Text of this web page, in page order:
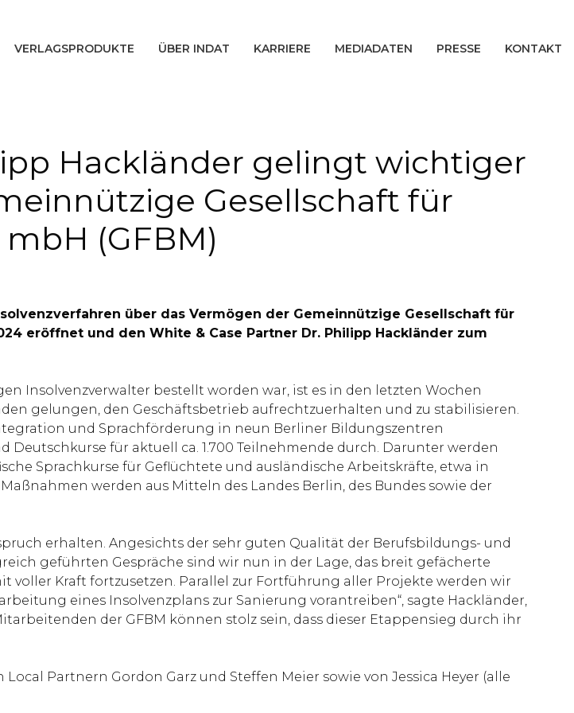
VERLAGSPRODUKTE ÜBER INDAT KARRIERE MEDIADATEN PRESSE KONTAKT
Hackländer gelingt wichtiger
Gesellschaft für
(GFBM)
über das Vermögen der Gemeinnützige Gesellschaft für
eröffnet und den White & Case Partner Dr. Philipp Hackländer zum
Insolvenzverwalter bestellt worden war, ist es in den letzten Wochen
gelungen, den Geschäftsbetrieb aufrechtzuerhalten und zu stabilisieren.
und Sprachförderung in neun Berliner Bildungszentren
für aktuell ca. 1.700 Teilnehmende durch. Darunter werden
Sprachkurse für Geflüchtete und ausländische Arbeitskräfte, etwa in
werden aus Mitteln des Landes Berlin, des Bundes sowie der
erhalten. Angesichts der sehr guten Qualität der Berufsbildungs- und
geführten Gespräche sind wir nun in der Lage, das breit gefächerte
Kraft fortzusetzen. Parallel zur Fortführung aller Projekte werden wir
eines Insolvenzplans zur Sanierung vorantreiben“, sagte Hackländer,
der GFBM können stolz sein, dass dieser Etappensieg durch ihr
Partnern Gordon Garz und Steffen Meier sowie von Jessica Heyer (alle